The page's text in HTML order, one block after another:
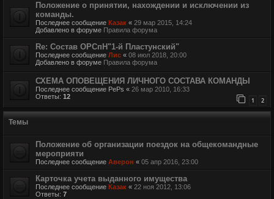
Положение о принятии, нахождении и исключении из
команды.
Последнее сообщение Казак « 29 мар 2015, 14:24
Добавлено в форуме Правила форума
Re: Состав ОРСпН"1-й Пластунский"
Последнее сообщение Лис « 08 июл 2018, 20:00
Добавлено в форуме Правила форума
СХЕМА ОПОВЕЩЕНИЯ ЛИЧНОГО СОСТАВА КОМАНДЫ
Последнее сообщение PePs « 26 мар 2010, 16:33
Ответы: 12 1 2
Темы
Положение об организации поездок на общекомандные
мероприяти
Последнее сообщение Аверон « 05 апр 2016, 23:00
Карточка учета выданного имущества
Последнее сообщение Казак « 22 ноя 2012, 13:06
Ответы: 7